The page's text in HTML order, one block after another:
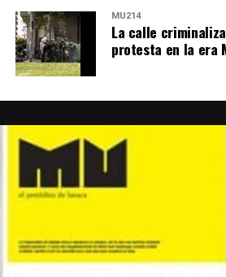
MU214
La calle
protesta en la era